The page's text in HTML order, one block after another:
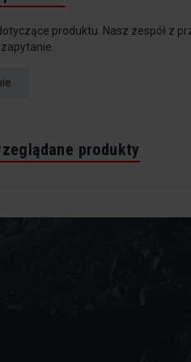
produktu. Nasz zespół z
produkty